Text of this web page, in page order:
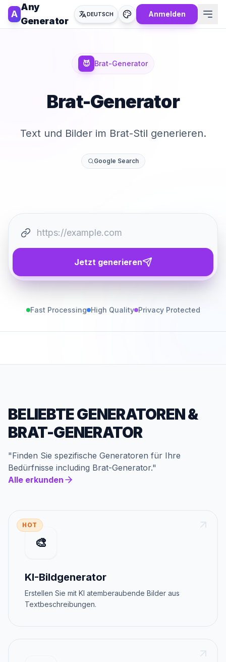
A
Any
Generator
DEUTSCH Anmelden
😈 Brat-Generator
Brat-Generator
Text und Bilder im Brat-Stil generieren.
Google Search
Jetzt generieren
Fast Processing High Quality Privacy Protected
BELIEBTE GENERATOREN&
BRAT-GENERATOR
"Finden Sie spezifische Generatoren für Ihre
Bedürfnisse including Brat-Generator."
Alle erkunden
HOT
🎨
KI-Bildgenerator
Erstellen Sie mit KI atemberaubende Bilder aus
Textbeschreibungen.